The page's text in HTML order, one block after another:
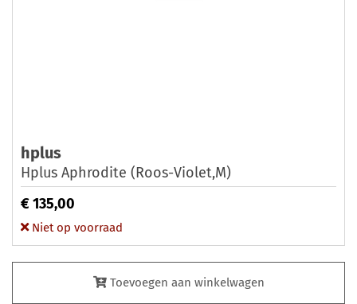
hplus
Hplus Aphrodite (Roos-Violet,M)
€ 135,00
Niet op voorraad
Toevoegen aan winkelwagen